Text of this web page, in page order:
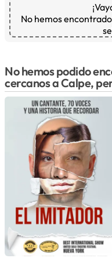
No hemos
No hemos podido
cercanos a Calpe,